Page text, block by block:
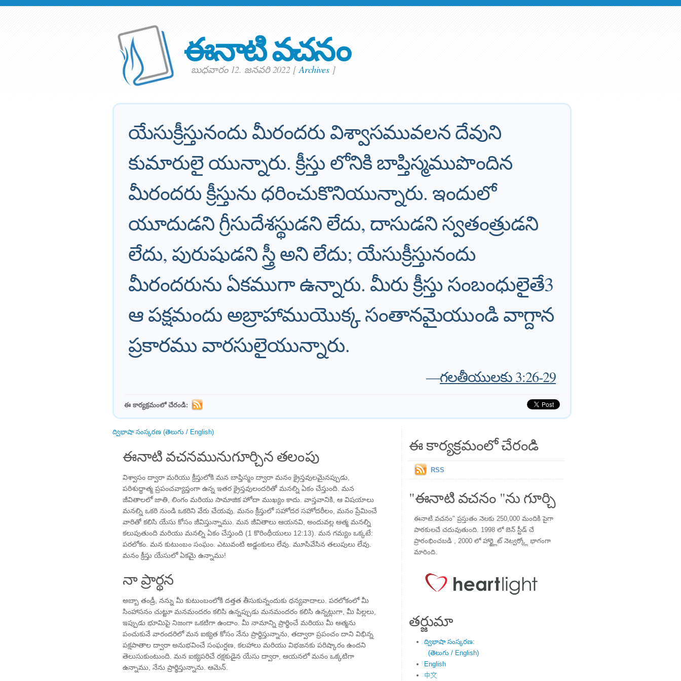
ఈనాటి వచనం
బుధవారం 12. జనవరి 2022 [Archives ]
యేసుక్రీస్తునందు మీరందరు విశ్వాసమువలన దేవుని
కుమారులై యున్నారు. క్రీస్తు లోనికి బాప్తిస్మముపొందిన
మీరందరు క్రీస్తును ధరించుకొనియున్నారు. ఇందులో
యూదుడని గ్రీసుదేశస్థుడని లేదు, దాసుడని స్వతంత్రుడని
లేదు, పురుషుడని స్త్రీ అని లేదు; యేసుక్రీస్తునందు
మీరందరును ఏకముగా ఉన్నారు. మీరు క్రీస్తు సంబంధులైతే3
ఆ పక్షమందు అబ్రాహాముయొక్క సంతానమైయుండి వాగ్దాన
ప్రకారము వారసులైయున్నారు.
—గలతీయులకు 3:26-29
ఈ కార్యక్రమంలో చేరండి:
ద్విభాషా సంస్కరణ (తెలుగు / English)
ఈనాటి వచనమునుగూర్చిన తలంపు
విశ్వాసం ద్వారా మరియు క్రీస్తులోకి మన బాప్తిస్మం ద్వారా మనం క్రైస్తవులమైనప్పుడు,
పరిశుద్ధాత్మ ప్రపంచవ్యాప్తంగా ఉన్న ఇతర క్రైస్తవులందరితో మనల్ని ఏకం చేస్తుంది. మన
జీవితాలలో జాతి, లింగం మరియు సామాజిక హోదా ముఖ్యం కాదు. వాస్తవానికి, ఆ విషయాలు
మనల్ని ఒకరి నుండి ఒకరిని వేరు చేయవు. మనం క్రీస్తులో సహోదర సహోదరీలం, మనం ప్రేమించే
వారితో కలిసి యేసు కోసం జీవిస్తున్నాము. మన జీవితాలు ఆయనవి, అందువల్ల ఆత్మ మనల్ని
కలుపుతుంది మరియు మనల్ని ఏకం చేస్తుంది (1 కొరింథీయులు 12:13). మన గమ్యం ఒక్కటే:
పరలోకం. మన కుటుంబం సంఘం. ఎటువంటి అడ్డంకులు లేవు. మూసివేసిన తలుపులు లేవు.
మనం క్రీస్తు యేసులో ఏకమై ఉన్నాము!
నా ప్రార్థన
అబ్బా తండ్రీ, నన్ను మీ కుటుంబంలోకి దత్తత తీసుకున్నందుకు ధన్యవాదాలు. పరలోకంలో మీ
సింహాసనం చుట్టూ మనమందరం కలిసి ఉన్నప్పుడు మనమందరం కలిసి ఉన్నట్లుగా, మీ పిల్లలు,
ఇప్పుడు భూమిపై నిజంగా ఒకటిగా ఉందాం. మీ నామాన్ని ప్రార్థించే మరియు మీ ఆత్మను
పంచుకునే వారందరిలో మన ఐక్యత కోసం నేను ప్రార్థిస్తున్నాను, తద్వారా ప్రపంచం దాని విభిన్న
పక్షపాతాల ద్వారా అనుభవించే సంఘర్షణ, కలహాలు మరియు విభజనకు పరిష్కారం ఉందని
తెలుసుకుంటుంది. మన ఐక్యపరిచే రక్షకుడైన యేసు ద్వారా, ఆయనలో మనం ఒక్కటిగా
ఉన్నాము, నేను ప్రార్థిస్తున్నాను. ఆమెన్.
ఈ కార్యక్రమంలో చేరండి
RSS
"ఈనాటి వచనం "ను గూర్చి
ఈనాటి వచనం" ప్రస్తుతం నెలకు 250,000 మందికి పైగా
పాఠకులచే చదువుతుంది. 1998 లో బెన్ స్టీడ్ చే
ప్రారంభించబడి , 2000 లో హార్ట్లైట్ నెట్వర్క్లో భాగంగా
మారింది.
తర్జుమా
ద్విభాషా సంస్కరణ:
(తెలుగు / English)
English
中文